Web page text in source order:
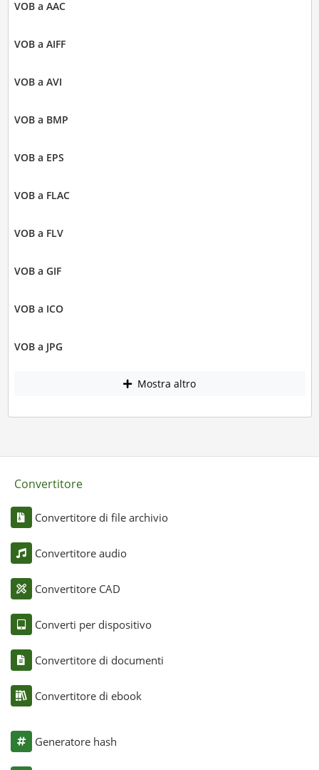
VOB a AAC
VOB a AIFF
VOB a AVI
VOB a BMP
VOB a EPS
VOB a FLAC
VOB a FLV
VOB a GIF
VOB a ICO
VOB a JPG
Mostra altro
Convertitore
Convertitore di file archivio
Convertitore audio
Convertitore CAD
Converti per dispositivo
Convertitore di documenti
Convertitore di ebook
Generatore hash